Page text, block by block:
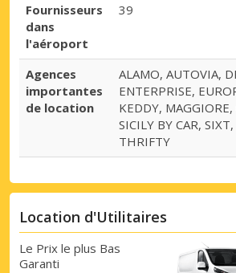
Fournisseurs
dans
l'aéroport
39
Agences
importantes
de location
ALAMO, AUTOVIA,
ENTERPRISE,
KEDDY,
SICILY BY CAR,
THRIFTY
Location d'Utilitaires
Le Prix le plus Bas
Garanti